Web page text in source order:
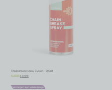
Chain grease spray Cyclon – 500ml
€ 27,75 € 24,98
Toevoegen aan winkelwagen